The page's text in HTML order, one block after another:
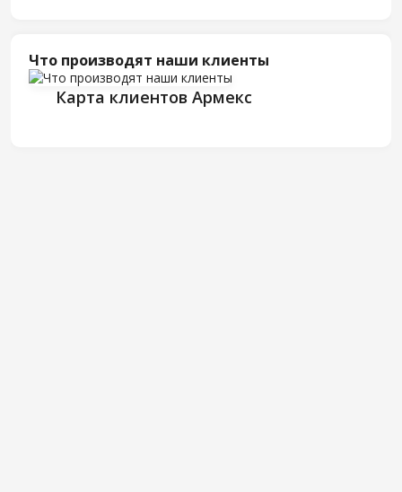
Что производят наши клиенты
Карта клиентов Армекс